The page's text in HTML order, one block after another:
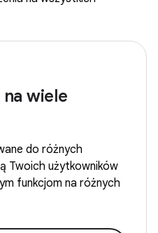
wiele
do różnych
Twoich użytkowników
funkcjom na różnych